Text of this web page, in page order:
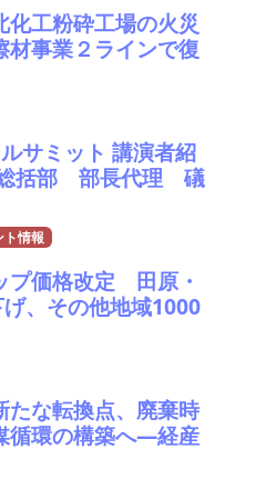
化工粉砕工場の火災
事業２ラインで復
サミット 講演者紹
括部 部長代理 礒
ト情報
価格改定 田原・
、その他地域1000
たな転換点、廃棄時
循環の構築へ―経産